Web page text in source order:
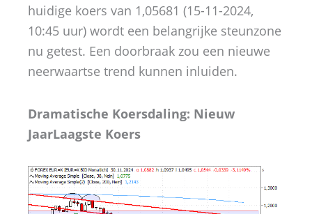
huidige koers van 1,05681 (15-11-2024,
10:45 uur) wordt een belangrijke steunzone
nu getest. Een doorbraak zou een nieuwe
neerwaartse trend kunnen inluiden.
Dramatische Koersdaling: Nieuw
JaarLaagste Koers